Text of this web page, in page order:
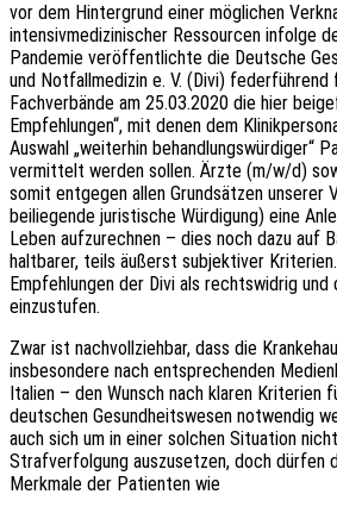
vor dem Hintergrund einer möglichen
intensivmedizinischer Ressourcen infolge
Pandemie veröffentlichte die Deutsche
und Notfallmedizin e. V. (Divi)
Fachverbände am 25.03.2020 die hier
Empfehlungen“, mit denen dem
Auswahl „weiterhin behandlungswürdiger“
vermittelt werden sollen. Ärzte (m/w/d)
somit entgegen allen Grundsätzen unserer
beiliegende juristische Würdigung) eine
Leben aufzurechnen – dies noch dazu auf
haltbarer, teils äußerst subjektiver
Empfehlungen der Divi als rechtswidrig
einzustufen.
Zwar ist nachvollziehbar, dass die
insbesondere nach entsprechenden
Italien – den Wunsch nach klaren Kriterien
deutschen Gesundheitswesen notwendig
auch sich um in einer solchen Situation
Strafverfolgung auszusetzen, doch dürfen
Merkmale der Patienten wie